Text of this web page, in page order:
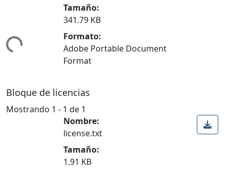
Tamaño:
341.79 KB
Formato:
Adobe Portable Document
Format
Bloque de licencias
Mostrando 1 - 1 de 1
Nombre:
license.txt
Tamaño:
1.91 KB